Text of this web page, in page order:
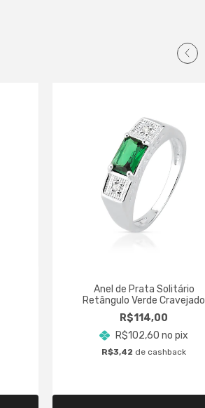
Anel de Prata Solitário
Retângulo Verde Cravejado
R$114,00
R$102,60 no pix
R$3,42 de cashback